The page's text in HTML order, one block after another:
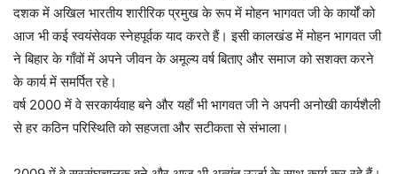
दशक में अखिल भारतीय शारीरिक प्रमुख के रूप में मोहन भागवत जी के कार्यों को
आज भी कई स्वयंसेवक स्नेहपूर्वक याद करते हैं। इसी कालखंड में मोहन भागवत जी
ने बिहार के गाँवों में अपने जीवन के अमूल्य वर्ष बिताए और समाज को सशक्त करने
के कार्य में समर्पित रहे।
वर्ष 2000 में वे सरकार्यवाह बने और यहाँ भी भागवत जी ने अपनी अनोखी कार्यशैली
से हर कठिन परिस्थिति को सहजता और सटीकता से संभाला।